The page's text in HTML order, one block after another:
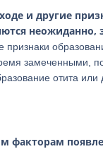
и другие
неожиданно,
признаки
замеченными,
отита или
факторам